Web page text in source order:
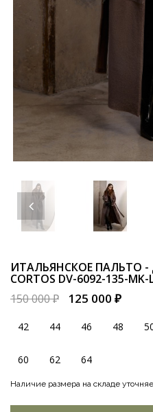
ИТАЛЬЯНСКОЕ ПАЛЬТО
CORTOS DV-6092-135-MK-
150 000 ₽
125 000 ₽
42 44 46 48
60 62 64
Наличие размера на складе